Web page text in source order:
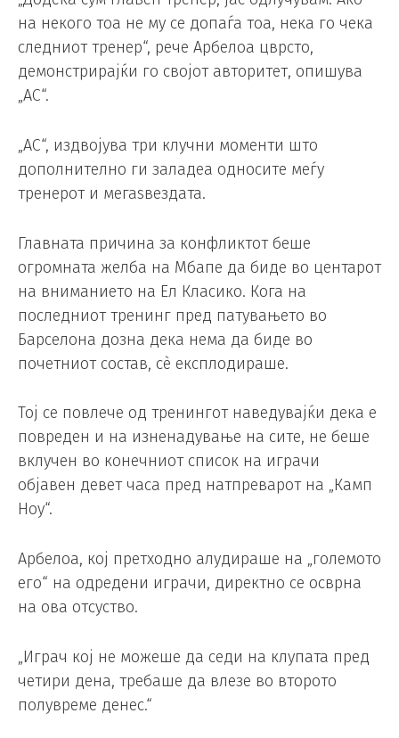
на некого тоа не му се допаѓа тоа, нека го чека
следниот тренер“, рече Арбелоа цврсто,
демонстрирајќи го својот авторитет, опишува
„AС“.
„АС“, издвојува три клучни моменти што
дополнително ги заладеа односите меѓу
тренерот и мегаѕвездата.
Главната причина за конфликтот беше
огромната желба на Мбапе да биде во центарот
на вниманието на Ел Класико. Кога на
последниот тренинг пред патувањето во
Барселона дозна дека нема да биде во
почетниот состав, сè експлодираше.
Тој се повлече од тренингот наведувајќи дека е
повреден и на изненадување на сите, не беше
вклучен во конечниот список на играчи
објавен девет часа пред натпреварот на „Камп
Ноу“.
Арбелоа, кој претходно алудираше на „големото
его“ на одредени играчи, директно се осврна
на ова отсуство.
„Играч кој не можеше да седи на клупата пред
четири дена, требаше да влезе во второто
полувреме денес.“